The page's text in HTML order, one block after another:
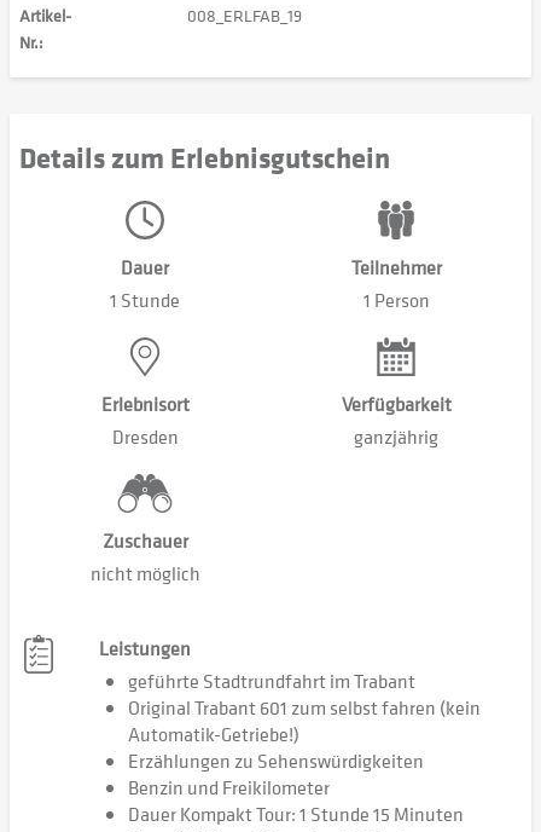
Artikel-
Nr.:
008_ERLFAB_19
Details zum Erlebnisgutschein
Dauer
1 Stunde
Teilnehmer
1 Person
Erlebnisort
Dresden
Verfügbarkeit
ganzjährig
Zuschauer
nicht möglich
Leistungen
geführte Stadtrundfahrt im Trabant
Original Trabant 601 zum selbst fahren (kein
Automatik-Getriebe!)
Erzählungen zu Sehenswürdigkeiten
Benzin und Freikilometer
Dauer Kompakt Tour: 1 Stunde 15 Minuten